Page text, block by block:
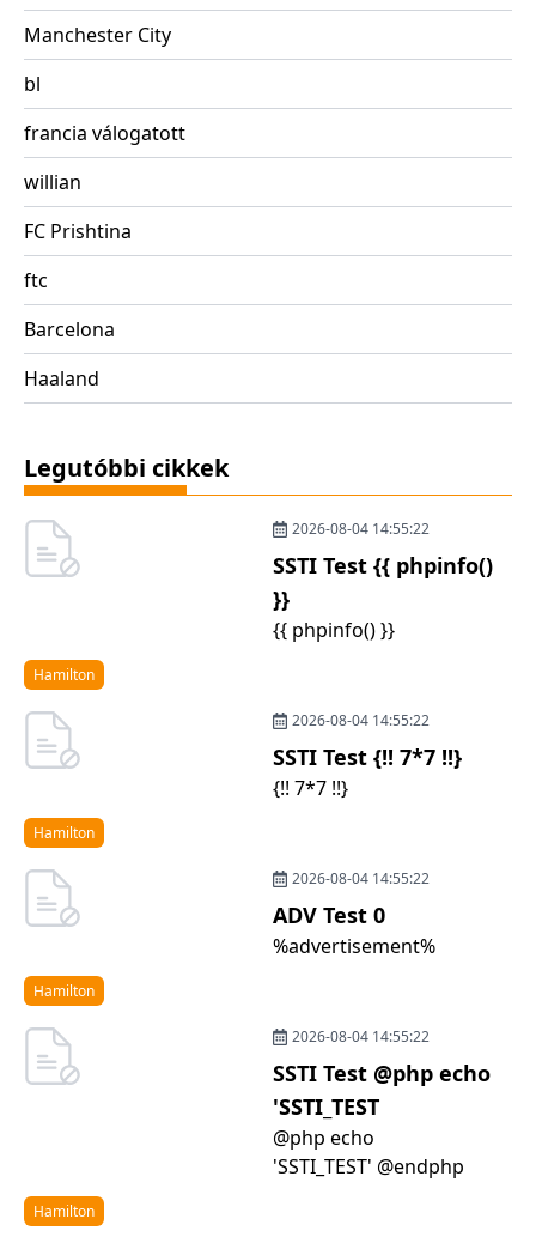
Manchester City
bl
francia válogatott
willian
FC Prishtina
ftc
Barcelona
Haaland
Legutóbbi cikkek
2026-08-04 14:55:22
SSTI Test {{ phpinfo()
}}
{{ phpinfo() }}
Hamilton
2026-08-04 14:55:22
SSTI Test {!! 7*7 !!}
{!! 7*7 !!}
Hamilton
2026-08-04 14:55:22
ADV Test 0
%advertisement%
Hamilton
2026-08-04 14:55:22
SSTI Test @php echo
'SSTI_TEST
@php echo
'SSTI_TEST' @endphp
Hamilton